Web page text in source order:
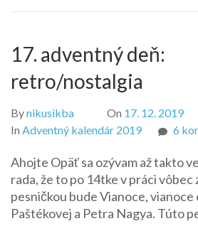
17. adventný deň:
retro/nostalgia
Bynikusikba On 17. 12. 2019
In Adventný kalendár 2019 6
Ahojte Opäť sa ozývam až takto
rada, že to po 14tke v práci vôbec
pesničkou bude Vianoce, vianoce
Paštékovej a Petra Nagya. Túto